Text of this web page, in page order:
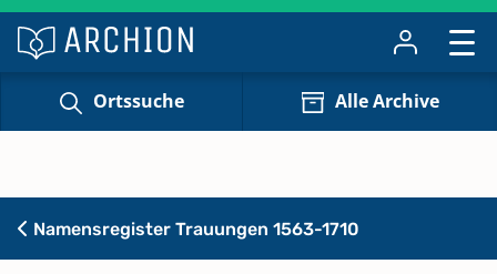
Ortssuche Alle Archive
Namensregister Trauungen 1563-1710